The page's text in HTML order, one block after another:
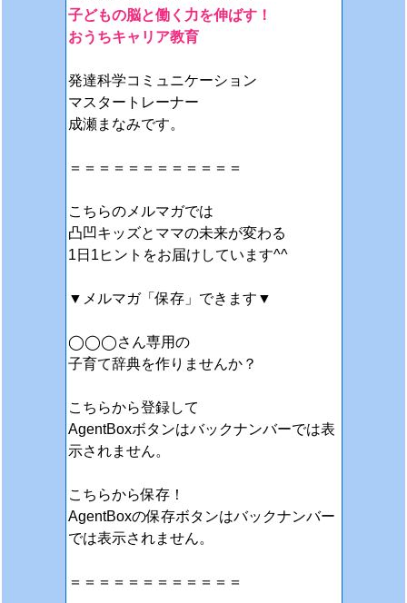
子どもの脳と働く力を伸ばす！
おうちキャリア教育
発達科学コミュニケーション
マスタートレーナー
成瀬まなみです。
＝＝＝＝＝＝＝＝＝＝＝＝
こちらのメルマガでは
凸凹キッズとママの未来が変わる
1日1ヒントをお届けしています^^
▼メルマガ「保存」できます▼
◯◯◯さん専用の
子育て辞典を作りませんか？
こちらから登録して
AgentBoxボタンはバックナンバーでは表
示されません。
こちらから保存！
AgentBoxの保存ボタンはバックナンバー
では表示されません。
＝＝＝＝＝＝＝＝＝＝＝＝